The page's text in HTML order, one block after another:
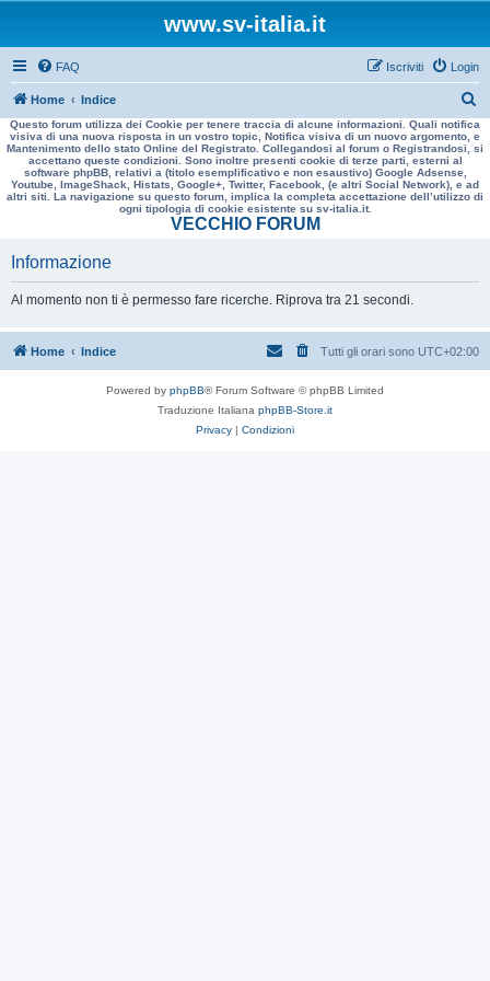
www.sv-italia.it
FAQ Login
Iscriviti
Home Indice
e
r
a
Questo forum utilizza dei Cookie per tenere traccia di alcune informazioni. Quali notifica
visiva di una nuova risposta in un vostro topic, Notifica visiva di un nuovo argomento, e
Mantenimento dello stato Online del Registrato. Collegandosi al forum o Registrandosi, si
accettano queste condizioni. Sono inoltre presenti cookie di terze parti, esterni al
software phpBB, relativi a (titolo esemplificativo e non esaustivo) Google Adsense,
Youtube, ImageShack, Histats, Google+, Twitter, Facebook, (e altri Social Network), e ad
altri siti. La navigazione su questo forum, implica la completa accettazione dell’utilizzo di
ogni tipologia di cookie esistente su sv-italia.it.
VECCHIO FORUM
Informazione
Al momento non ti è permesso fare ricerche. Riprova tra 21 secondi.
Home Indice Tutti gli orari sono UTC+02:00
Powered by phpBB® Forum Software © phpBB Limited
Traduzione Italiana phpBB-Store.it
Privacy | Condizioni